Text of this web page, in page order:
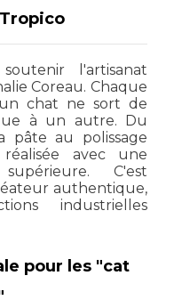
l'artisanat
Coreau. Chaque
chat ne sort de
à un autre. Du
pâte au polissage
avec une
C'est
authentique,
industrielles
pour les "cat